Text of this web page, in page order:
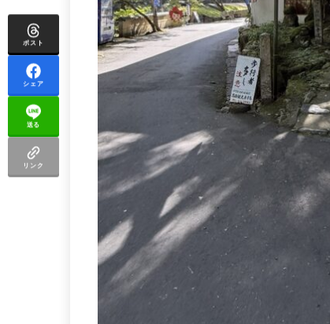
ポスト
シェア
送る
リンク